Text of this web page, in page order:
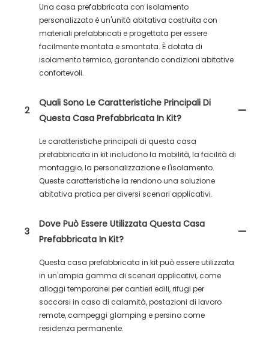
Una casa prefabbricata con isolamento
personalizzato è un'unità abitativa costruita con
materiali prefabbricati e progettata per essere
facilmente montata e smontata. È dotata di
isolamento termico, garantendo condizioni abitative
confortevoli.
2
Quali Sono Le Caratteristiche Principali Di
Questa Casa Prefabbricata In Kit?
Le caratteristiche principali di questa casa
prefabbricata in kit includono la mobilità, la facilità di
montaggio, la personalizzazione e l'isolamento.
Queste caratteristiche la rendono una soluzione
abitativa pratica per diversi scenari applicativi.
3
Dove Può Essere Utilizzata Questa Casa
Prefabbricata In Kit?
Questa casa prefabbricata in kit può essere utilizzata
in un'ampia gamma di scenari applicativi, come
alloggi temporanei per cantieri edili, rifugi per
soccorsi in caso di calamità, postazioni di lavoro
remote, campeggi glamping e persino come
residenza permanente.